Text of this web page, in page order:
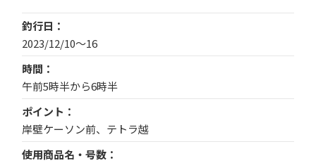
釣行日
2023/12/10～16
時間
午前5時半から6時半
ポイント
岸壁ケーソン前、テトラ越
使用商品名・号数